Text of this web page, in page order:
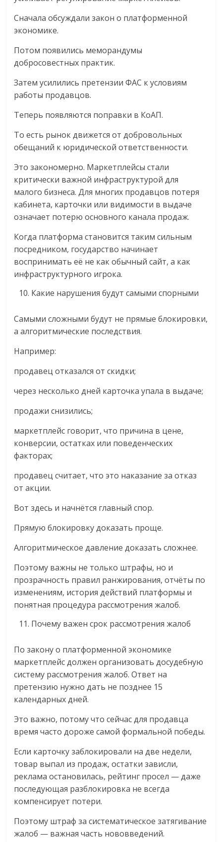
Сначала обсуждали закон о платформенной
экономике.
Потом появились меморандумы
добросовестных практик.
Затем усилились претензии ФАС к условиям
работы продавцов.
Теперь появляются поправки в КоАП.
То есть рынок движется от добровольных
обещаний к юридической ответственности.
Это закономерно. Маркетплейсы стали
критически важной инфраструктурой для
малого бизнеса. Для многих продавцов потеря
кабинета, карточки или видимости в выдаче
означает потерю основного канала продаж.
Когда платформа становится таким сильным
посредником, государство начинает
воспринимать её не как обычный сайт, а как
инфраструктурного игрока.
Какие нарушения будут самыми спорными
Самыми сложными будут не прямые блокировки,
а алгоритмические последствия.
Например:
продавец отказался от скидки;
через несколько дней карточка упала в выдаче;
продажи снизились;
маркетплейс говорит, что причина в цене,
конверсии, остатках или поведенческих
факторах;
продавец считает, что это наказание за отказ
от акции.
Вот здесь и начнётся главный спор.
Прямую блокировку доказать проще.
Алгоритмическое давление доказать сложнее.
Поэтому важны не только штрафы, но и
прозрачность правил ранжирования, отчёты по
изменениям, история действий платформы и
понятная процедура рассмотрения жалоб.
Почему важен срок рассмотрения жалоб
По закону о платформенной экономике
маркетплейс должен организовать досудебную
систему рассмотрения жалоб. Ответ на
претензию нужно дать не позднее 15
календарных дней.
Это важно, потому что сейчас для продавца
время часто дороже самой формальной победы.
Если карточку заблокировали на две недели,
товар выпал из продаж, остатки зависли,
реклама остановилась, рейтинг просел — даже
последующая разблокировка не всегда
компенсирует потери.
Поэтому штраф за систематическое затягивание
жалоб — важная часть нововведений.